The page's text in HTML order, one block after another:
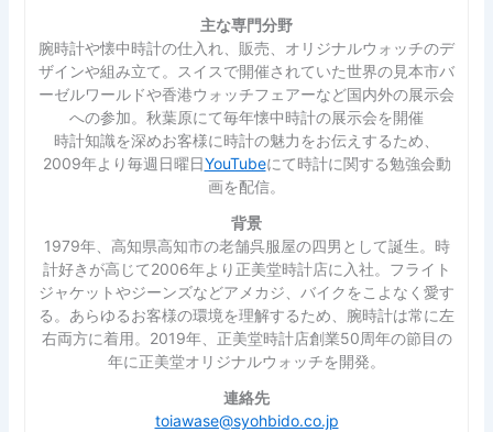
主な専門分野
腕時計や懐中時計の仕入れ、販売、オリジナルウォッチのデ
ザインや組み立て。スイスで開催されていた世界の見本市バ
ーゼルワールドや香港ウォッチフェアーなど国内外の展示会
への参加。秋葉原にて毎年懐中時計の展示会を開催
時計知識を深めお客様に時計の魅力をお伝えするため、
2009年より毎週日曜日YouTubeにて時計に関する勉強会動
画を配信。
背景
1979年、高知県高知市の老舗呉服屋の四男として誕生。時
計好きが高じて2006年より正美堂時計店に入社。フライト
ジャケットやジーンズなどアメカジ、バイクをこよなく愛す
る。あらゆるお客様の環境を理解するため、腕時計は常に左
右両方に着用。2019年、正美堂時計店創業50周年の節目の
年に正美堂オリジナルウォッチを開発。
連絡先
toiawase@syohbido.co.jp